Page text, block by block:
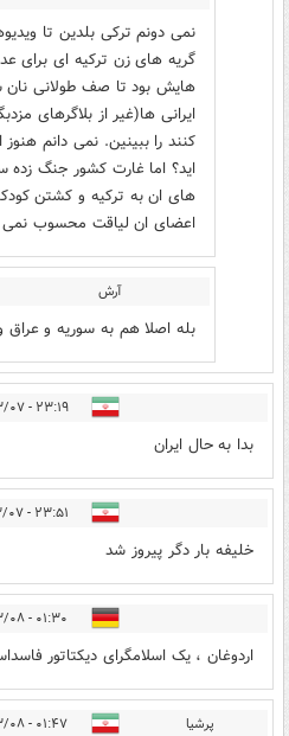
نمی دونم ترکی بلدین تا
گریه های زن ترکیه ای برای
هایش بود تا صف طولانی نان
ایرانی ها(غیر از بلاگرهای
کنند را ببینین. نمی دانم
اید؟ اما غارت کشور جنگ زده
های ان به ترکیه و کشتن
اعضای ان لیاقت محسوب
آرش
بله اصلا هم به سوریه و عراق
۲۳:۱۹ - ۱۴۰۲/۰۳/۰۷
بدا به حال ایران
۲۳:۵۱ - ۱۴۰۲/۰۳/۰۷
خلیفه بار دگر پیروز شد
۰۱:۳۰ - ۱۴۰۲/۰۳/۰۸
اردوغان ، یک اسلامگرای دیکتاتور
پرشیا ۰۱:۴۷ - ۱۴۰۲/۰۳/۰۸